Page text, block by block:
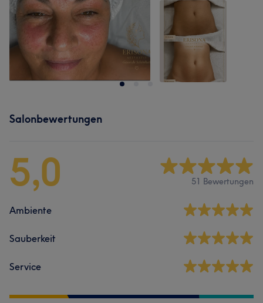
Salonbewertungen
5,0 51 Bewertungen
Ambiente
Sauberkeit
Service